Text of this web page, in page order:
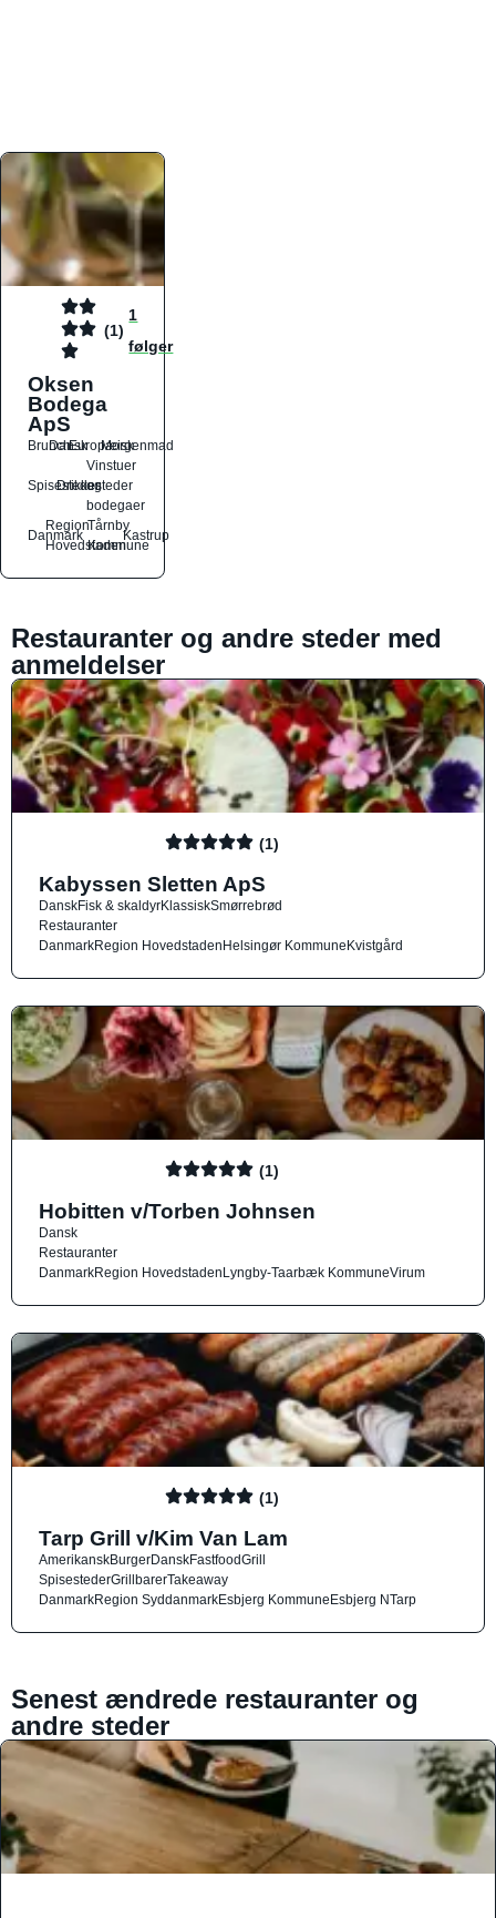
(1)
1
følger
Oksen
Bodega
ApS
Brunch
DanskEuropæiskMorgenmad
Spisesteder
Drikkesteder
Vinstuer
og
bodegaer
Danmark
Region
Hovedstaden
Tårnby
Kommune
Kastrup
Restauranter og andre steder med
anmeldelser
(1)
Kabyssen Sletten ApS
DanskFisk & skaldyrKlassiskSmørrebrød
Restauranter
DanmarkRegion HovedstadenHelsingør KommuneKvistgård
(1)
Hobitten v/Torben Johnsen
Dansk
Restauranter
DanmarkRegion HovedstadenLyngby-Taarbæk KommuneVirum
(1)
Tarp Grill v/Kim Van Lam
AmerikanskBurgerDanskFastfoodGrill
SpisestederGrillbarerTakeaway
DanmarkRegion SyddanmarkEsbjerg KommuneEsbjerg NTarp
Senest ændrede restauranter og
andre steder